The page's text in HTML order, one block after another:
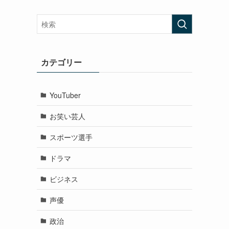
カテゴリー
YouTuber
お笑い芸人
スポーツ選手
ドラマ
ビジネス
声優
政治